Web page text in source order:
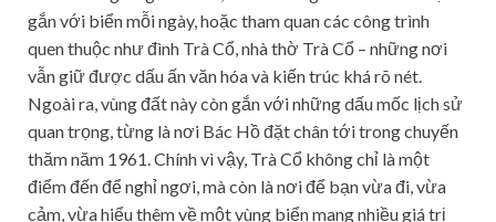
gắn với biển mỗi ngày, hoặc tham quan các công trình
quen thuộc như đình Trà Cổ, nhà thờ Trà Cổ – những nơi
vẫn giữ được dấu ấn văn hóa và kiến trúc khá rõ nét.
Ngoài ra, vùng đất này còn gắn với những dấu mốc lịch sử
quan trọng, từng là nơi Bác Hồ đặt chân tới trong chuyến
thăm năm 1961. Chính vì vậy, Trà Cổ không chỉ là một
điểm đến để nghỉ ngơi, mà còn là nơi để bạn vừa đi, vừa
cảm, vừa hiểu thêm về một vùng biển mang nhiều giá trị